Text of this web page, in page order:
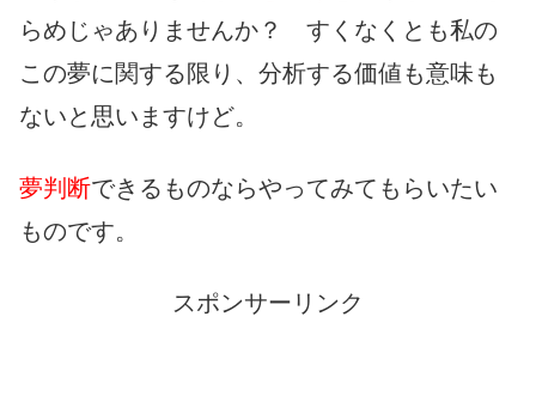
らめじゃありませんか？ すくなくとも私の
この夢に関する限り、分析する価値も意味も
ないと思いますけど。
夢判断できるものならやってみてもらいたい
ものです。
スポンサーリンク